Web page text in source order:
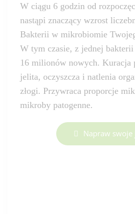
W ciągu 6 godzin od
nastąpi znaczący wzrost
Bakterii w mikrobiomie
W tym czasie, z jednej bakterii
16 milionów nowych. Kuracja
jelita, oczyszcza i natlenia
złogi. Przywraca proporcje
mikroby patogenne.
Napraw swoje